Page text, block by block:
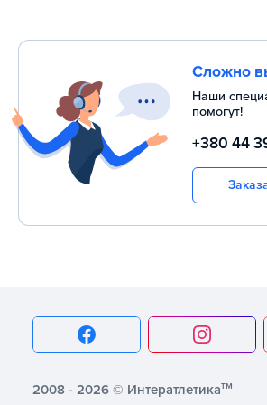
Сложно
Наши
помогут!
+380 44
2008 - 2026 © Интератлетикатм